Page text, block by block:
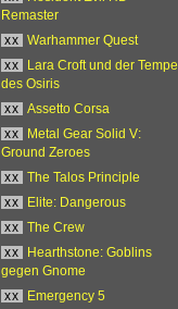
Remaster
xx
Warhammer Quest
xx
Lara Croft und der Tempel
des Osiris
xx
Assetto Corsa
xx
Metal Gear Solid V:
Ground Zeroes
xx
The Talos Principle
xx
Elite: Dangerous
xx
The Crew
xx
Hearthstone: Goblins
gegen Gnome
xx
Emergency 5